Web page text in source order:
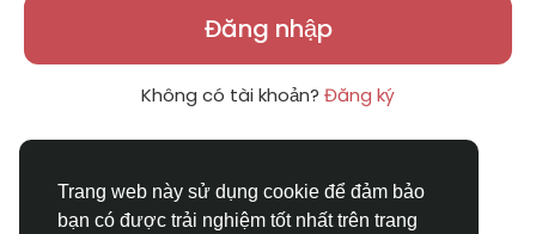
Trang web này sử dụng cookie để đảm bảo
bạn có được trải nghiệm tốt nhất trên trang
Đăng nhập
Không có tài khoản? Đăng ký